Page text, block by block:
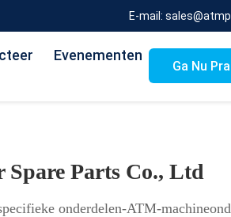
E-mail:
Evenementen
Ga Nu
Spare Parts Co., Ltd
onderdelen-ATM-